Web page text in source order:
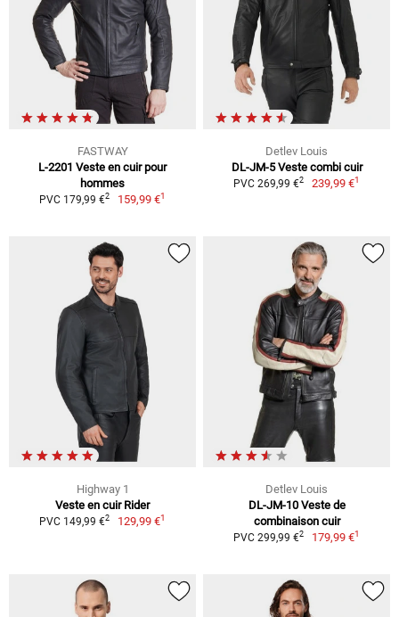
FASTWAY
L-2201 Veste en cuir pour
hommes
PVC 179,99 €2 159,99 €1
Detlev Louis
DL-JM-5 Veste combi cuir
PVC 269,99 €2 239,99 €1
Highway 1
Veste en cuir Rider
PVC 149,99 €2 129,99 €1
Detlev Louis
DL-JM-10 Veste de
combinaison cuir
PVC 299,99 €2 179,99 €1